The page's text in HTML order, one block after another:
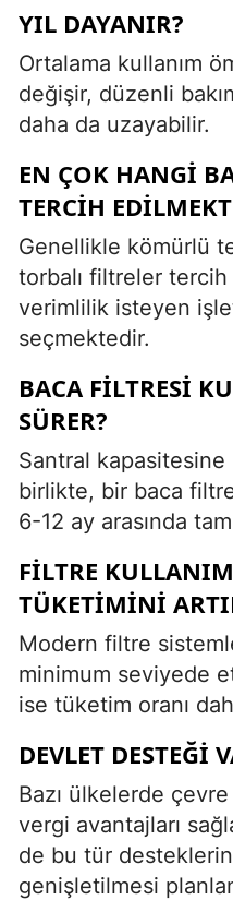
YIL DAYANIR?
Ortalama kullanım
değişir, düzenli
daha da uzayabilir.
EN ÇOK HANGI
TERCIH
Genellikle kömürlü
torbalı filtreler
verimlilik isteyen
seçmektedir.
BACA FILTRESI
SÜRER?
Santral
birlikte, bir baca
6-12 ay arasında
FILTRE
TÜKETIMINI
Modern filtre
minimum seviyede
ise tüketim oranı
DEVLET DESTEĞI
Bazı ülkelerde çevre
vergi avantajları
de bu tür
genişletilmesi